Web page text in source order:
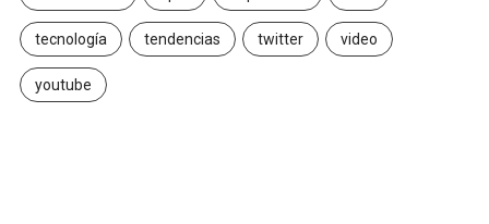
tecnología tendencias twitter video
youtube